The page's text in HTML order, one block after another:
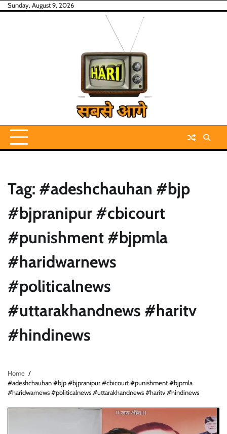
SkipSunday, August 9, 2026
Tag: #adeshchauhan #bjp
#bjpranipur #cbicourt
#punishment #bjpmla
#haridwarnews
#politicalnews
#uttarakhandnews #haritv
#hindinews
Home
#adeshchauhan #bjp #bjpranipur #cbicourt #punishment #bjpmla
#haridwarnews #politicalnews #uttarakhandnews #haritv #hindinews